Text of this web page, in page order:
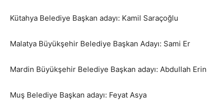
Kütahya Belediye Başkan adayı: Kamil Saraçoğlu
Malatya Büyükşehir Belediye Başkan Adayı: Sami Er
Mardin Büyükşehir Belediye Başkan adayı: Abdullah Erin
Muş Belediye Başkan adayı: Feyat Asya